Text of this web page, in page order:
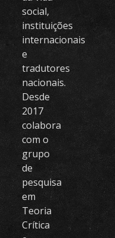
social,
instituições
internacionais
e
tradutores
nacionais.
Desde
2017
colabora
com o
grupo
de
pesquisa
em
Teoria
Crítica